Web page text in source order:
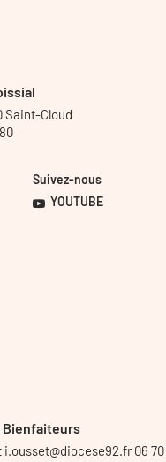
Saint-Cloud
Suivez-nous
YOUTUBE
Bienfaiteurs
06 70